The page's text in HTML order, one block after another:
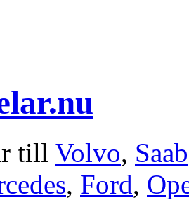
till Volvo, Saab
, Ford,